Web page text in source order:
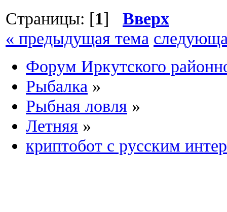
Страницы: [1] Вверх
« предыдущая тема
Форум Иркутского
Рыбалка »
Рыбная ловля »
Летняя »
криптобот с русским